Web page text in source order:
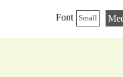
Font Small